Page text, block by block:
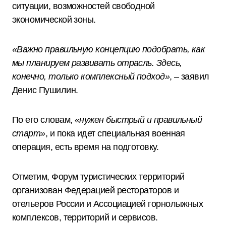
ситуации, возможностей свободной
экономической зоны.
«Важно правильную концепцию подобрать, как
мы планируем развивать отрасль. Здесь,
конечно, только комплексный подход», – заявил
Денис Пушилин.
По его словам, «нужен быстрый и правильный
старт», и пока идет специальная военная
операция, есть время на подготовку.
Отметим, Форум туристических территорий
организован Федерацией рестораторов и
отельеров России и Ассоциацией горнолыжных
комплексов, территорий и сервисов.